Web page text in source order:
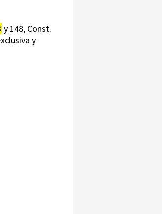
y 148, Const.
y